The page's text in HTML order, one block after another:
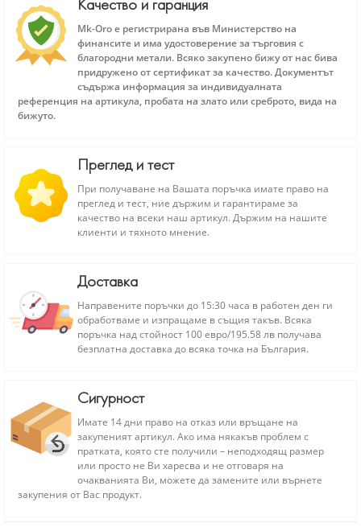
Качество и гаранция
Mk-Oro е регистрирана във Министерство на
финансите и има удостоверение за търговия с
благородни метали. Всяко закупено бижу от нас бива
придружено от сертификат за качество. Документът
съдържа информация за индивидуалната
референция на артикула, пробата на злато или среброто, вида на
бижуто.
Преглед и тест
При получаване на Вашата поръчка имате право на
преглед и тест, ние държим и гарантираме за
качество на всеки наш артикул. Държим на нашите
клиенти и тяхното мнение.
Доставка
Направените поръчки до 15:30 часа в работен ден ги
обработваме и изпращаме в същия такъв. Всяка
поръчка над стойност 100 евро/195.58 лв получава
безплатна доставка до всяка точка на България.
Сигурност
Имате 14 дни право на отказ или връщане на
закупеният артикул. Ако има някакъв проблем с
пратката, която сте получили – неподходящ размер
или просто не Ви харесва и не отговаря на
очакванията Ви, можете да замените или върнете
закупения от Вас продукт.